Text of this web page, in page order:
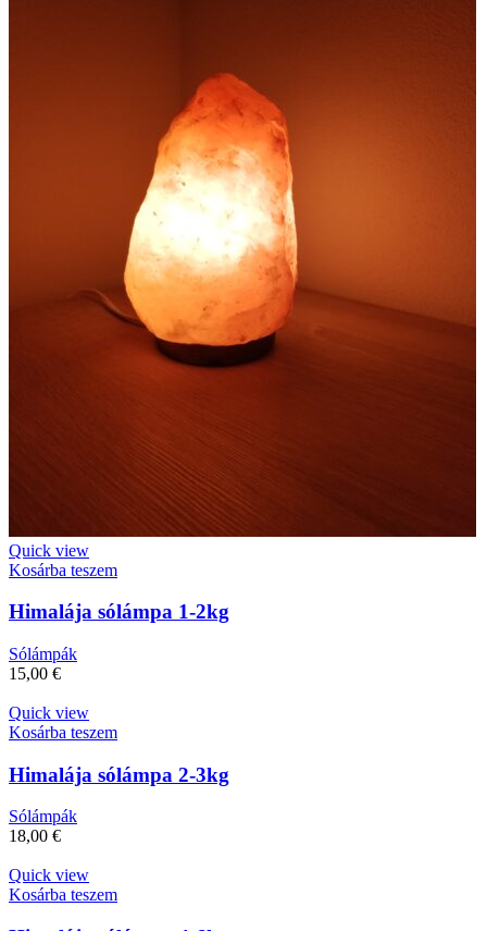
Quick view
Kosárba teszem
Himalája sólámpa 1-2kg
Sólámpák
15,00 €
Quick view
Kosárba teszem
Himalája sólámpa 2-3kg
Sólámpák
18,00 €
Quick view
Kosárba teszem